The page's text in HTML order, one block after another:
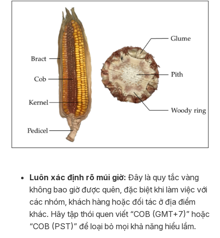
Luôn xác định rõ múi giờ: Đây là quy tắc vàng
không bao giờ được quên, đặc biệt khi làm việc với
các nhóm, khách hàng hoặc đối tác ở địa điểm
khác. Hãy tập thói quen viết “COB (GMT+7)” hoặc
“COB (PST)” để loại bỏ mọi khả năng hiểu lầm.